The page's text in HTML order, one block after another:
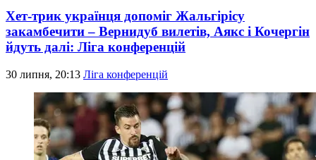
Хет-трик українця допоміг Жальгірісу
закамбечити – Вернидуб вилетів, Аякс і Кочергін
йдуть далі: Ліга конференцій
30 липня, 20:13 Ліга конференцій